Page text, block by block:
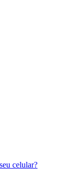
celular?